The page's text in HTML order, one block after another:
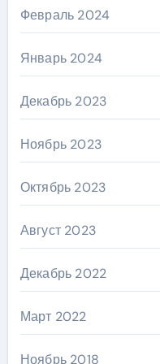
Февраль 2024
Январь 2024
Декабрь 2023
Ноябрь 2023
Октябрь 2023
Август 2023
Декабрь 2022
Март 2022
Ноябрь 2018